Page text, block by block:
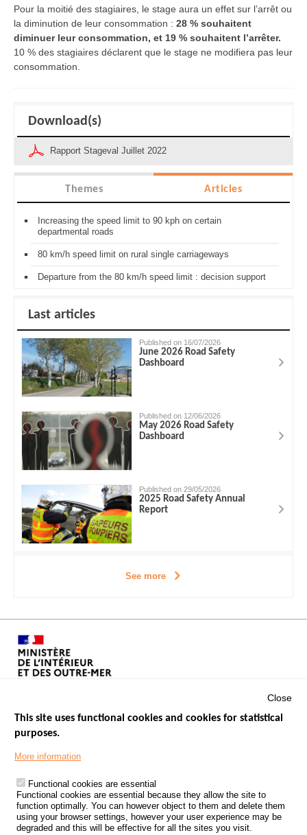
Pour la moitié des stagiaires, le stage aura un effet sur l’arrêt ou
la diminution de leur consommation : 28 % souhaitent
diminuer leur consommation, et 19 % souhaitent l’arrêter.
10 % des stagiaires déclarent que le stage ne modifiera pas leur
consommation.
Download(s)
Rapport Stageval Juillet 2022
Themes Articles
Increasing the speed limit to 90 kph on certain
departmental roads
80 km/h speed limit on rural single carriageways
Departure from the 80 km/h speed limit : decision support
Last articles
Published on 16/07/2026
June 2026 Road Safety
Dashboard
Published on 12/06/2026
May 2026 Road Safety
Dashboard
Published on 29/05/2026
2025 Road Safety Annual
Report
See more
Footer
PROCESSING OF PERSONAL DATA FROM ROAD ACCIDENTS
KNOWLEDGE CENTRE
CALL FOR RESEARCH PROJECTS
Close
This site uses functional cookies and cookies for statistical
purposes.
More information
Functional cookies are essential
Functional cookies are essential because they allow the site to
function optimally. You can however object to them and delete them
using your browser settings, however your user experience may be
degraded and this will be effective for all the sites you visit.